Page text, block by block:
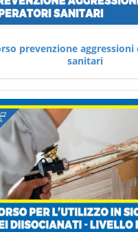
prevenzione
sanitari